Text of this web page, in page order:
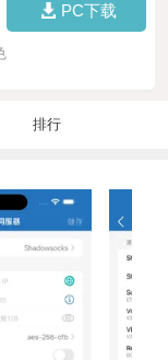
PC下载
排行